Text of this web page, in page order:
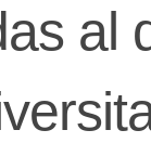
al